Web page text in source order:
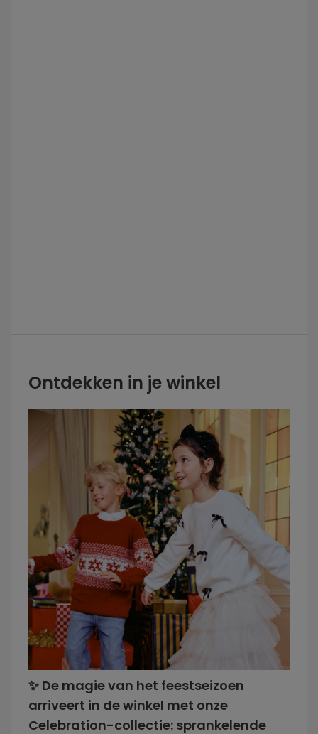
Ontdekken in je winkel
✨ De magie van het feestseizoen
arriveert in de winkel met onze
Celebration-collectie: sprankelende